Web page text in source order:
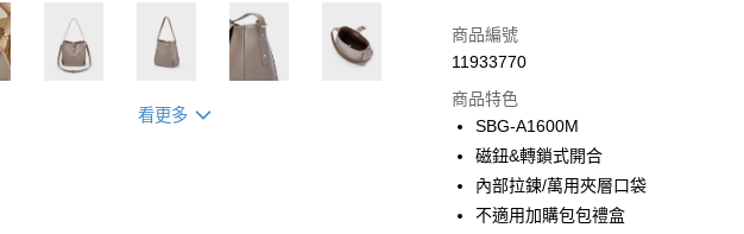
看更多
信用卡一次付款
LINE Pay
Apple Pay
街口支付
商品編號
11933770
商品特色
SBG-A1600M
磁鈕&轉鎖式開合
內部拉鍊/萬用夾層口袋
不適用加購包包禮盒